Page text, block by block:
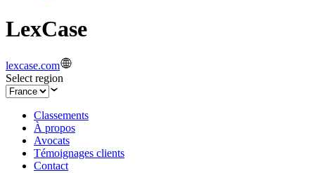
LexCase
lexcase.com
Select region
Classements
À propos
Avocats
Témoignages clients
Contact